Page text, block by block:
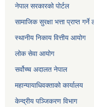
नेपाल सरकारको पोर्टल
सामाजिक सुरक्षा भत्ता प्राप्त
स्थानीय निकाय वित्तीय आयोग
लोक सेवा आयोग
सर्वोच्च अदालत नेपाल
महान्यायाधिवक्ताको कार्यालय
केन्द्रीय पञ्जिकरण विभाग